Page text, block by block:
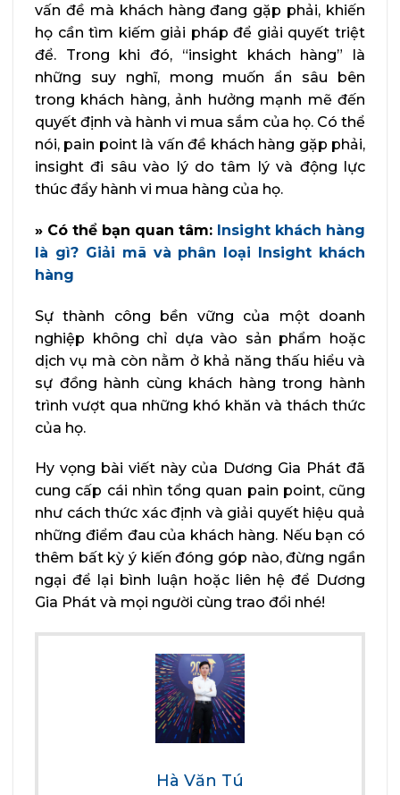
vấn đề mà khách hàng đang gặp phải, khiến
họ cần tìm kiếm giải pháp để giải quyết triệt
để. Trong khi đó, “insight khách hàng” là
những suy nghĩ, mong muốn ẩn sâu bên
trong khách hàng, ảnh hưởng mạnh mẽ đến
quyết định và hành vi mua sắm của họ. Có thể
nói, pain point là vấn đề khách hàng gặp phải,
insight đi sâu vào lý do tâm lý và động lực
thúc đẩy hành vi mua hàng của họ.
» Có thể bạn quan tâm: Insight khách hàng
là gì? Giải mã và phân loại Insight khách
hàng
Sự thành công bền vững của một doanh
nghiệp không chỉ dựa vào sản phẩm hoặc
dịch vụ mà còn nằm ở khả năng thấu hiểu và
sự đồng hành cùng khách hàng trong hành
trình vượt qua những khó khăn và thách thức
của họ.
Hy vọng bài viết này của Dương Gia Phát đã
cung cấp cái nhìn tổng quan pain point, cũng
như cách thức xác định và giải quyết hiệu quả
những điểm đau của khách hàng. Nếu bạn có
thêm bất kỳ ý kiến đóng góp nào, đừng ngần
ngại để lại bình luận hoặc liên hệ để Dương
Gia Phát và mọi người cùng trao đổi nhé!
Hà Văn Tú